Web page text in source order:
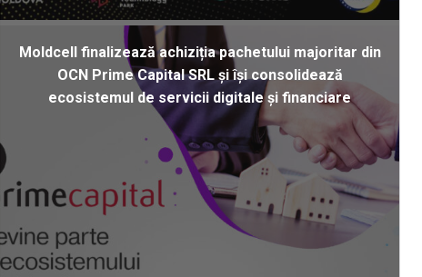
Moldcell finalizează achiziția pachetului majoritar din
OCN Prime Capital SRL și își consolidează
ecosistemul de servicii digitale și financiare